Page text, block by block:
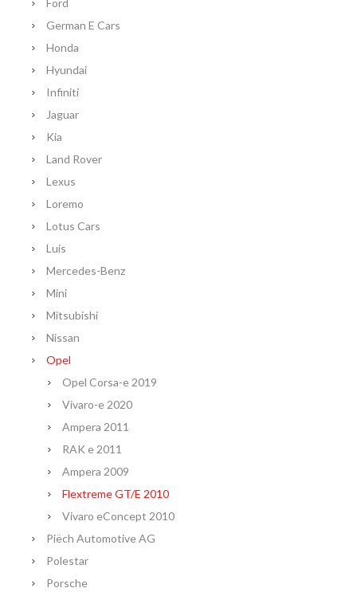
Ford
German E Cars
Honda
Hyundai
Infiniti
Jaguar
Kia
Land Rover
Lexus
Loremo
Lotus Cars
Luis
Mercedes-Benz
Mini
Mitsubishi
Nissan
Opel
Opel Corsa-e 2019
Vivaro-e 2020
Ampera 2011
RAK e 2011
Ampera 2009
Flextreme GT/E 2010
Vivaro eConcept 2010
Piëch Automotive AG
Polestar
Porsche